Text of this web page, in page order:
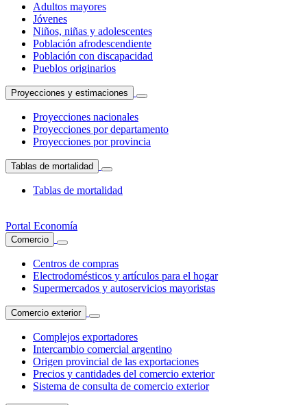
Adultos mayores
Jóvenes
Niños, niñas y adolescentes
Población afrodescendiente
Población con discapacidad
Pueblos originarios
Proyecciones y estimaciones
Proyecciones nacionales
Proyecciones por departamento
Proyecciones por provincia
Tablas de mortalidad
Tablas de mortalidad
Portal Economía
Comercio
Centros de compras
Electrodomésticos y artículos para el hogar
Supermercados y autoservicios mayoristas
Comercio exterior
Complejos exportadores
Intercambio comercial argentino
Origen provincial de las exportaciones
Precios y cantidades del comercio exterior
Sistema de consulta de comercio exterior